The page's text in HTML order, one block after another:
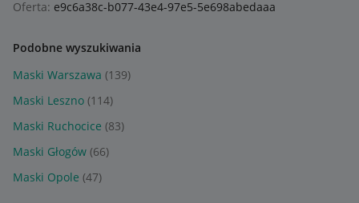
Oferta: e9c6a38c-b077-43e4-97e5-5e698abedaaa
Podobne wyszukiwania
Maski Warszawa (139)
Maski Leszno (114)
Maski Ruchocice (83)
Maski Głogów (66)
Maski Opole (47)